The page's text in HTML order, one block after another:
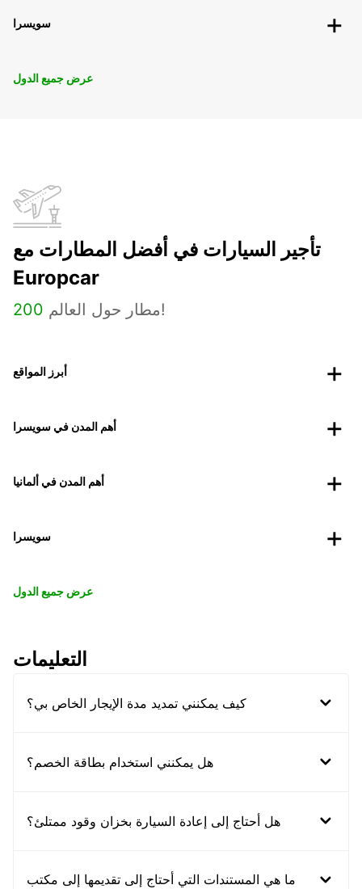
سويسرا
عرض جميع الدول
تأجير السيارات في أفضل المطارات مع
Europcar
200 مطار حول العالم!
أبرز المواقع
أهم المدن في سويسرا
أهم المدن في ألمانيا
سويسرا
عرض جميع الدول
التعليمات
كيف يمكنني تمديد مدة الإيجار الخاص بي؟
هل يمكنني استخدام بطاقة الخصم؟
هل أحتاج إلى إعادة السيارة بخزان وقود ممتلئ؟
ما هي المستندات التي أحتاج إلى تقديمها إلى مكتب